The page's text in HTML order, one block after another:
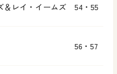
＆レイ・イームズ 54・55
56・57